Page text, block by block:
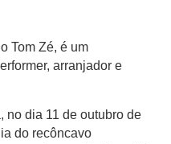
Tom Zé, é um
arranjador e
no dia 11 de outubro de
do recôncavo